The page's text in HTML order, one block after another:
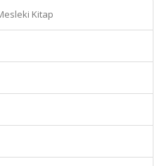
Kitap